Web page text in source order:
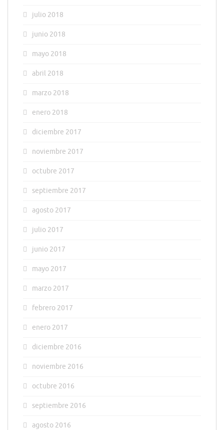
julio 2018
junio 2018
mayo 2018
abril 2018
marzo 2018
enero 2018
diciembre 2017
noviembre 2017
octubre 2017
septiembre 2017
agosto 2017
julio 2017
junio 2017
mayo 2017
marzo 2017
febrero 2017
enero 2017
diciembre 2016
noviembre 2016
octubre 2016
septiembre 2016
agosto 2016